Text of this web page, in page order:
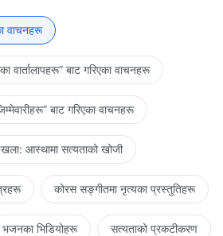
गर्नेछैन र? त्यो समयमा, ख्रीष्‍टको अनुकूल
खडा हुनेहरूमाथि कस्तो प्रकारको
कारण आशिषित हुने र स्वर्गको प्रवेश
तिनीहरूले धेरै कुरा गुमाएको भए तापनि,
अन्तमा, म मात्रै धर्मी परमेश्‍वर हुँ, र
वाचनहरू
बाट गरिएका वाचनहरू
बाट गरिएका वाचनहरू
आस्थामा सत्यताको खोजी
कोरस सङ्गीतमा नृत्यका प्रस्तुतिहरू
भजनका भिडियोहरू सत्यताको प्रकटीकरण